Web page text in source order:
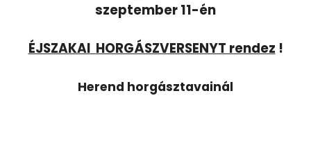
szeptember 11-én
ÉJSZAKAI HORGÁSZVERSENYT rendez !
Herend horgásztavainál